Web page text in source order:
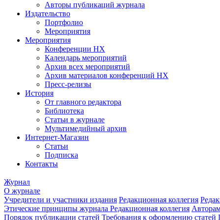
Авторы публикаций журнала
Издательство
Портфолио
Мероприятия
Мероприятия
Конференции НХ
Календарь мероприятий
Архив всех мероприятий
Архив материалов конференций НХ
Пресс-релизы
История
От главного редактора
Библиотека
Статьи в журнале
Мультимедийный архив
Интернет-Магазин
Статьи
Подписка
Контакты
Журнал
О журнале
Учредители и участники издания Редакционная коллегия
Этические принципы журнала Редакционная коллегия
Порядок публикации статей Требования к оформлению статей